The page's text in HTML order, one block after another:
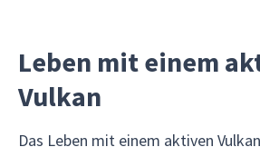
Leben mit einem
Vulkan
Das Leben mit einem aktiven